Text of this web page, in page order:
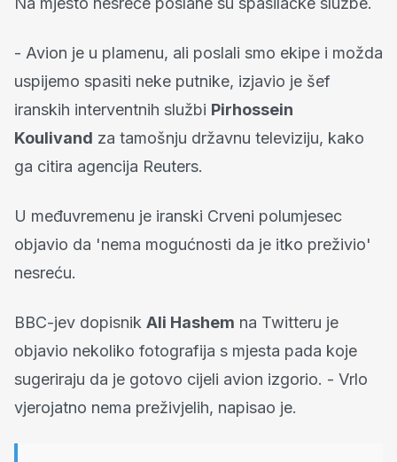
- Avion je u plamenu, ali poslali smo ekipe i možda
uspijemo spasiti neke putnike, izjavio je šef
iranskih interventnih službi Pirhossein
Koulivand za tamošnju državnu televiziju, kako
ga citira agencija Reuters.
U međuvremenu je iranski Crveni polumjesec
objavio da 'nema mogućnosti da je itko preživio'
nesreću.
BBC-jev dopisnik Ali Hashem na Twitteru je
objavio nekoliko fotografija s mjesta pada koje
sugeriraju da je gotovo cijeli avion izgorio. - Vrlo
vjerojatno nema preživjelih, napisao je.